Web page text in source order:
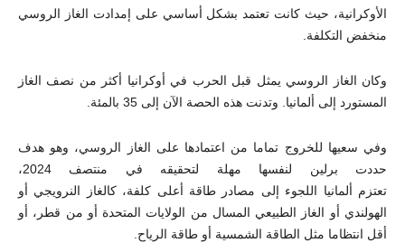
الأوكرانية، حيث كانت تعتمد بشكل أساسي على إمدادت الغاز الروسي
منخفض التكلفة.
وكان الغاز الروسي يمثل قبل الحرب في أوكرانيا أكثر من نصف الغاز
المستورد إلى ألمانيا. وتدنت هذه الحصة الآن إلى 35 بالمئة.
وفي سعيها للخروج تماما من اعتمادها على الغاز الروسي، وهو هدف
حددت برلين لنفسها مهلة لتحقيقه في منتصف 2024،
تعتزم ألمانيا اللجوء إلى مصادر طاقة أعلى كلفة، كالغاز النرويجي أو
الهولندي أو الغاز الطبيعي المسال من الولايات المتحدة أو من قطر، أو
أقل انتظاما مثل الطاقة الشمسية أو طاقة الرياح.